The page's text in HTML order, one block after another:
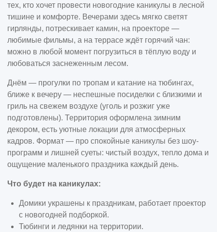
тех, кто хочет провести новогодние каникулы в лесной
тишине и комфорте. Вечерами здесь мягко светят
гирлянды, потрескивает камин, на проекторе —
любимые фильмы, а на террасе ждёт горячий чан:
можно в любой момент погрузиться в тёплую воду и
любоваться заснеженным лесом.
Днём — прогулки по тропам и катание на тюбингах,
ближе к вечеру — неспешные посиделки с близкими и
гриль на свежем воздухе (уголь и розжиг уже
подготовлены). Территория оформлена зимним
декором, есть уютные локации для атмосферных
кадров. Формат — про спокойные каникулы без шоу-
программ и лишней суеты: чистый воздух, тепло дома и
ощущение маленького праздника каждый день.
Что будет на каникулах:
Домики украшены к праздникам, работает проектор
с новогодней подборкой.
Тюбинги и ледянки на территории.